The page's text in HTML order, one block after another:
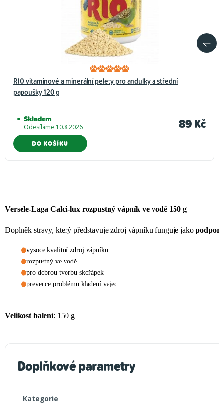
RIO vitaminové a minerální pelety pro andulky a střední
papoušky 120 g
Skladem
Odesíláme 10.8.2026 89 Kč
DO KOŠÍKU
Versele-Laga Calci-lux rozpustný vápník ve vodě 150 g
Doplněk stravy, který představuje zdroj vápníku funguje jako
vysoce kvalitní zdroj vápníku
rozpustný ve vodě
pro dobrou tvorbu skořápek
prevence problémů kladení vajec
Velikost balení: 150 g
Doplňkové parametry
Kategorie